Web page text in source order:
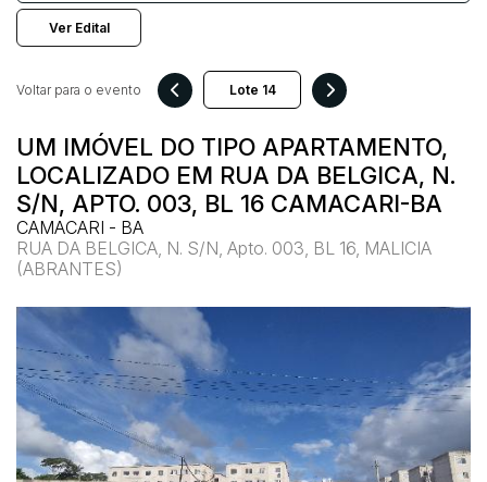
Ver Edital
UM IMÓVEL DO TIPO APARTAMENTO,
LOCALIZADO EM RUA DA BELGICA, N.
S/N, APTO. 003, BL 16 CAMACARI-BA
CAMACARI - BA
RUA DA BELGICA, N. S/N, Apto. 003, BL 16, MALICIA
(ABRANTES)
Voltar para o evento